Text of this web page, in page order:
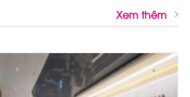
Xem thêm